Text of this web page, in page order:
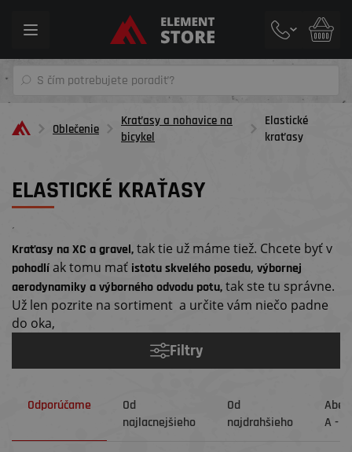
Toggle
Oblečenie
Kraťasy a nohavice na
bicykel
Elastické
kraťasy
ELASTICKÉ KRAŤASY
´
Kraťasy na XC a gravel,tak tie už máme tiež. Chcete byť v
pohodlíak tomu mať istotu skvelého posedu, výbornej
aerodynamiky a výborného odvodu potu,tak ste tu správne.
Už len pozrite na sortiment a určite vám niečo padne
do oka,
Filtry
Odporúčame
Od
najlacnejšieho
Od
najdrahšieho
A - Z